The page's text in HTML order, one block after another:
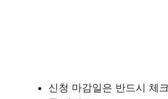
신청 마감일은 반드시 체